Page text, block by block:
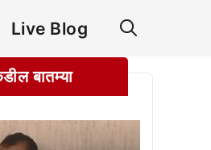
Live Blog
बातम्या